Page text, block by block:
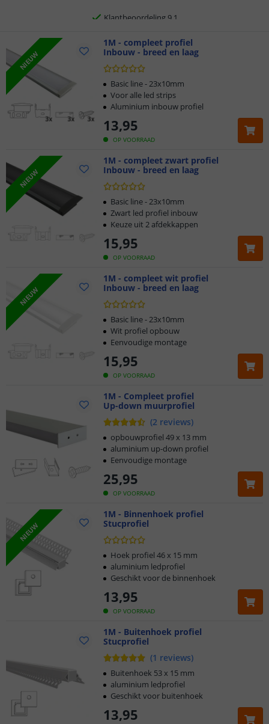
Klantbeoordeling 9.1
Voor 23:45 uur besteld,morgen in huis
NIEUW
1M - compleet profiel
Inbouw - breed en laag
OP VOORRAAD
13,95
Basic line - 23x10mm
Voor alle led strips
Aluminium inbouw profiel
NIEUW
1M - compleet zwart profiel
Inbouw - breed en laag
OP VOORRAAD
15,95
Basic line - 23x10mm
Zwart led profiel inbouw
Keuze uit 2 afdekkappen
NIEUW
1M - compleet wit profiel
Inbouw - breed en laag
OP VOORRAAD
15,95
Basic line - 23x10mm
Wit profiel opbouw
Eenvoudige montage
1M - Compleet profiel
Up-down muurprofiel
(2 reviews)
OP VOORRAAD
25,95
opbouwprofiel 49 x 13 mm
aluminium up-down profiel
Eenvoudige montage
NIEUW
1M - Binnenhoek profiel
Stucprofiel
OP VOORRAAD
13,95
Hoek profiel 46 x 15 mm
aluminium ledprofiel
Geschikt voor de binnenhoek
1M - Buitenhoek profiel
Stucprofiel
(1 reviews)
13,95
Buitenhoek 53 x 15 mm
aluminium ledprofiel
Geschikt voor buitenhoek